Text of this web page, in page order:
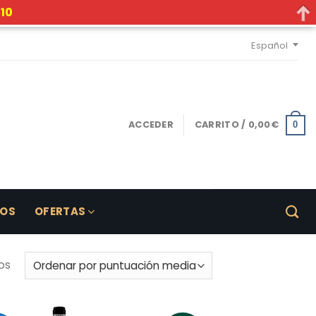
Español
ACCEDER CARRITO / 0,00€ 0
OFERTAS